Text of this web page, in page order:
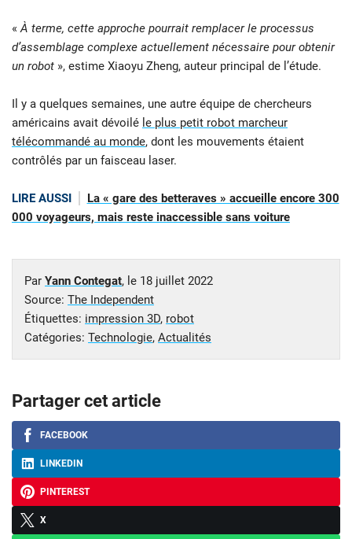
«À terme, cette approche pourrait remplacer le processus
d’assemblage complexe actuellement nécessaire pour obtenir
un robot », estime Xiaoyu Zheng, auteur principal de l’étude.
Il y a quelques semaines, une autre équipe de chercheurs
américains avait dévoilé le plus petit robot marcheur
télécommandé au monde, dont les mouvements étaient
contrôlés par un faisceau laser.
LIRE AUSSI
La « gare des betteraves » accueille encore 300
000 voyageurs, mais reste inaccessible sans voiture
Par Yann Contegat, le 18 juillet 2022
Source: The Independent
Étiquettes: impression 3D, robot
Catégories: Technologie, Actualités
Partager cet article
FACEBOOK
LINKEDIN
PINTEREST
X